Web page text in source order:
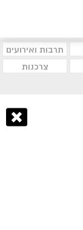
תרבות ואירועים
צרכנות